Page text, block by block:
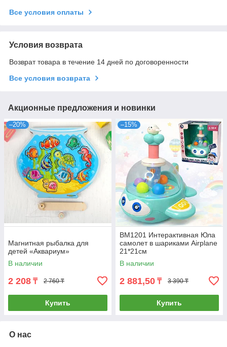
Все условия оплаты
Условия возврата
Возврат товара в течение 14 дней по договоренности
Все условия возврата
Акционные предложения и новинки
–20%
Магнитная рыбалка для
детей «Аквариум»
В наличии
2 208 ₸ 2 760 ₸
Купить
–15%
BM1201 Интерактивная Юла
самолет в шариками Airplane
21*21см
В наличии
2 881,50 ₸ 3 390 ₸
Купить
О нас